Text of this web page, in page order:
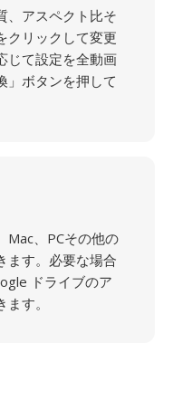
、アスペクト比そ
クリックして変更
じて設定を全動画
」ボタンを押して
Mac、PCその他の
ます。必要な場合
ドライブのア
す。